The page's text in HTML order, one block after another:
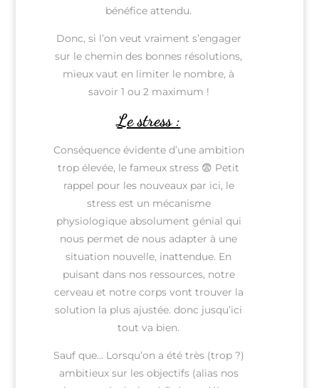
bénéfice attendu.
Donc, si l’on veut vraiment s’engager
sur le chemin des bonnes résolutions,
mieux vaut en limiter le nombre, à
savoir 1 ou 2 maximum !
Le stress :
Conséquence évidente d’une ambition
trop élevée, le fameux stress 😨 Petit
rappel pour les nouveaux par ici, le
stress est un mécanisme
physiologique absolument génial qui
nous permet de nous adapter à une
situation nouvelle, inattendue. En
puisant dans nos ressources, notre
cerveau et notre corps vont trouver la
solution la plus ajustée. donc jusqu’ici
tout va bien.
Sauf que… Lorsqu’on a été très (trop ?)
ambitieux sur les objectifs (alias nos